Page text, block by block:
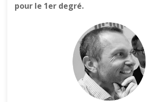
pour le 1er degré.